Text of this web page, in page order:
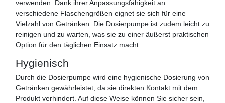
verwenden. Dank ihrer Anpassungsfähigkeit an
verschiedene Flaschengrößen eignet sie sich für eine
Vielzahl von Getränken. Die Dosierpumpe ist zudem leicht zu
reinigen und zu warten, was sie zu einer äußerst praktischen
Option für den täglichen Einsatz macht.
Hygienisch
Durch die Dosierpumpe wird eine hygienische Dosierung von
Getränken gewährleistet, da sie direkten Kontakt mit dem
Produkt verhindert. Auf diese Weise können Sie sicher sein,